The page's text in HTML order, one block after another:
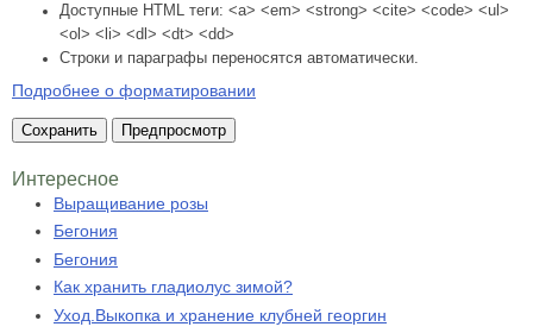
Доступные HTML теги: <a> <em> <strong> <cite> <code> <ul>
<ol> <li> <dl> <dt> <dd>
Строки и параграфы переносятся автоматически.
Подробнее о форматировании
Интересное
Выращивание розы
Бегония
Бегония
Как хранить гладиолус зимой?
Уход.Выкопка и хранение клубней георгин